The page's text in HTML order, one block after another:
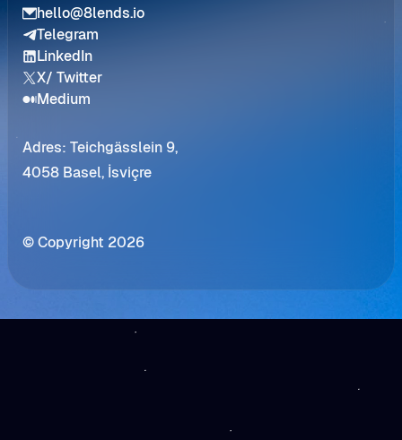
hello@8lends.io
Telegram
LinkedIn
X/ Twitter
Medium
Adres: Teichgässlein 9,
4058 Basel, İsviçre
© Copyright 2026